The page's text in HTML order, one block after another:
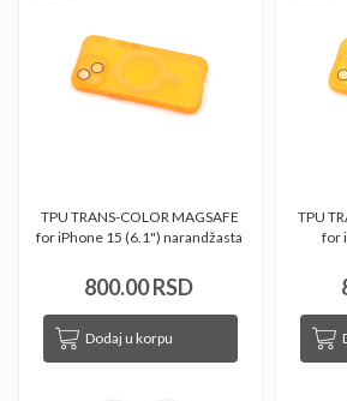
TPU TRANS-COLOR MAGSAFE
for iPhone 15 (6.1") narandžasta
800.00 RSD
Dodaj u korpu
TPU
for